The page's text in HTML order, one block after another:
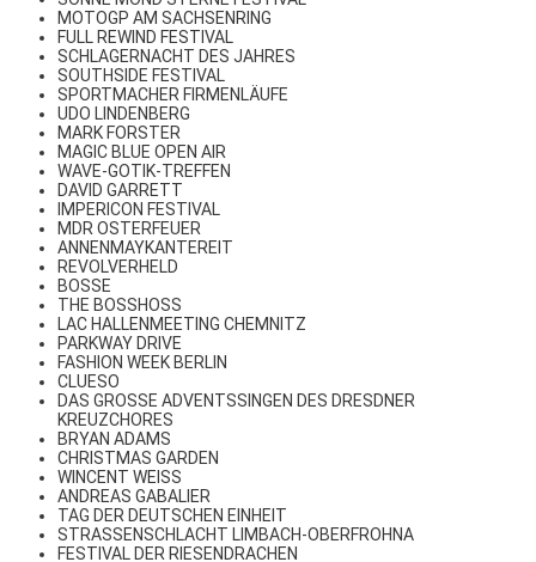
MOTOGP AM SACHSENRING
FULL REWIND FESTIVAL
SCHLAGERNACHT DES JAHRES
SOUTHSIDE FESTIVAL
SPORTMACHER FIRMENLÄUFE
UDO LINDENBERG
MARK FORSTER
MAGIC BLUE OPEN AIR
WAVE-GOTIK-TREFFEN
DAVID GARRETT
IMPERICON FESTIVAL
MDR OSTERFEUER
ANNENMAYKANTEREIT
REVOLVERHELD
BOSSE
THE BOSSHOSS
LAC HALLENMEETING CHEMNITZ
PARKWAY DRIVE
FASHION WEEK BERLIN
CLUESO
DAS GROSSE ADVENTSSINGEN DES DRESDNER
KREUZCHORES
BRYAN ADAMS
CHRISTMAS GARDEN
WINCENT WEISS
ANDREAS GABALIER
TAG DER DEUTSCHEN EINHEIT
STRASSENSCHLACHT LIMBACH-OBERFROHNA
FESTIVAL DER RIESENDRACHEN